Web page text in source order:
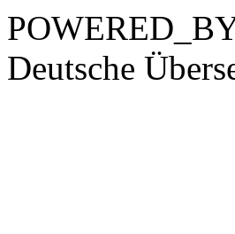
Deutsche